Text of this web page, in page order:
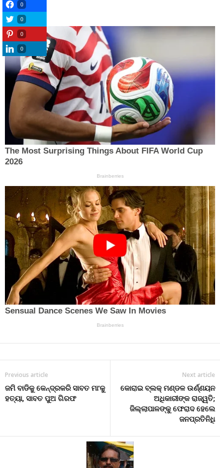
Previous article
ଜମି ବାଡିକୁ କେନ୍ଦ୍ରକରି ସାବତ ମା’କୁ
ହତ୍ୟା, ସାବତ ପୁଅ ଗିରଫ
Next article
କୋରାଇ ବ୍ଲକ୍ ମଣ୍ଡଳ ଉର୍ଣ୍ଣୟନ
ଅଧିକାରୀଙ୍କ ରାଜ୍ୱତି;
ଜିଲ୍ଲାପାଳଙ୍କୁ ଫେରାଦ ହେଲେ
ଜନପ୍ରତିନିଧି
0
0
0
0